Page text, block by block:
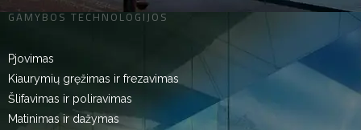
GAMYBOS TECHNOLOGIJOS
Pjovimas
Kiaurymių gręžimas ir frezavimas
Šlifavimas ir poliravimas
Matinimas ir dažymas